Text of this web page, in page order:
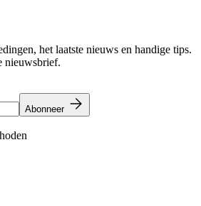
het laatste nieuws en handige tips.
nieuwsbrief.
Abonneer